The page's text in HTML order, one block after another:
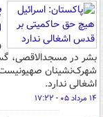
بشر در مسجدالاقصی،
شهرک‌نشینان
اشغالی ندارد.
۱۴ مرداد ۰۵ - ۱۷:۲۲